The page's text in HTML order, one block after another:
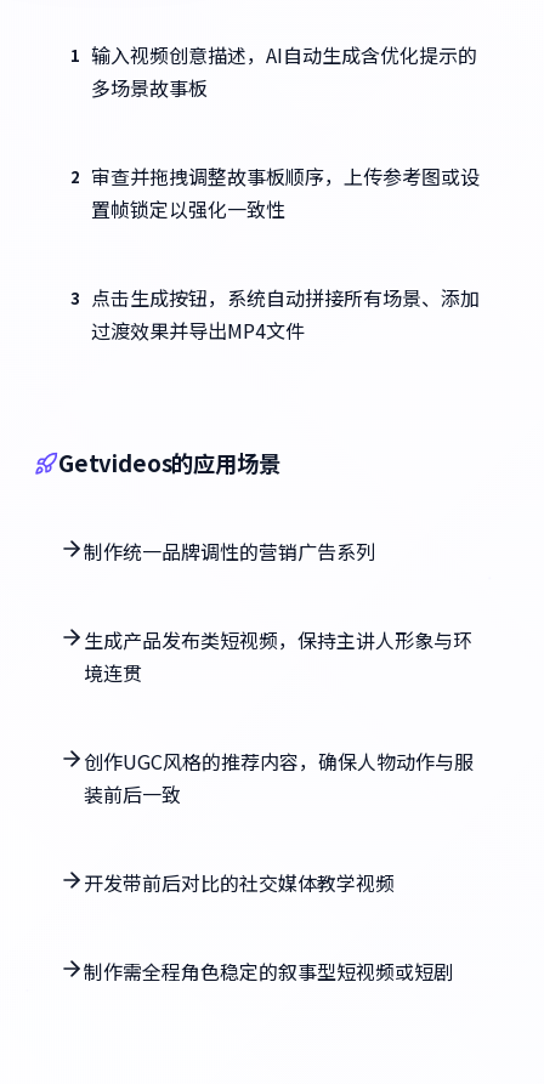
1 输入视频创意描述，AI自动生成含优化提示的
多场景故事板
2 审查并拖拽调整故事板顺序，上传参考图或设
置帧锁定以强化一致性
3 点击生成按钮，系统自动拼接所有场景、添加
过渡效果并导出MP4文件
Getvideos的应用场景
制作统一品牌调性的营销广告系列
生成产品发布类短视频，保持主讲人形象与环
境连贯
创作UGC风格的推荐内容，确保人物动作与服
装前后一致
开发带前后对比的社交媒体教学视频
制作需全程角色稳定的叙事型短视频或短剧